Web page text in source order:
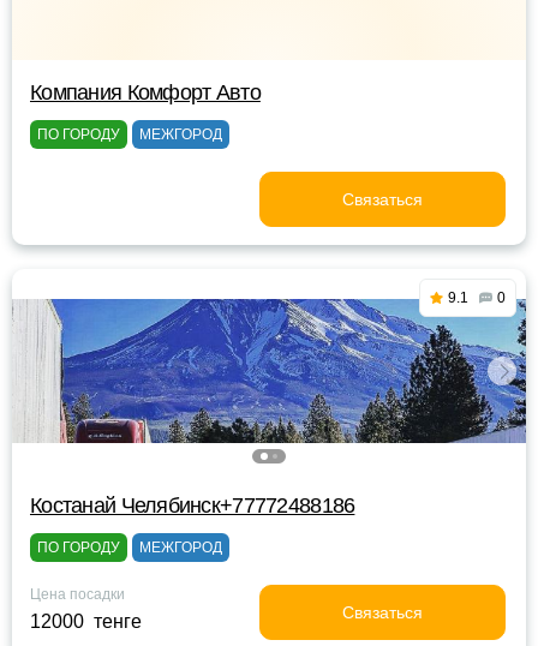
Компания Комфорт Авто
ПО ГОРОДУ МЕЖГОРОД
Связаться
9.1 0
Костанай Челябинск+77772488186
ПО ГОРОДУ МЕЖГОРОД
Цена посадки
12000 тенге Связаться